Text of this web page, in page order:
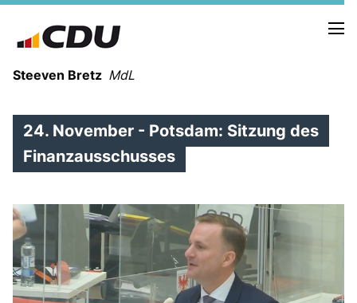
Steeven Bretz MdL
WAHLKREISBESUCHE
PRESSEFOTOS
MEIN BÜRGERBÜRO
24. November - Potsdam: Sitzung des
Finanzausschusses